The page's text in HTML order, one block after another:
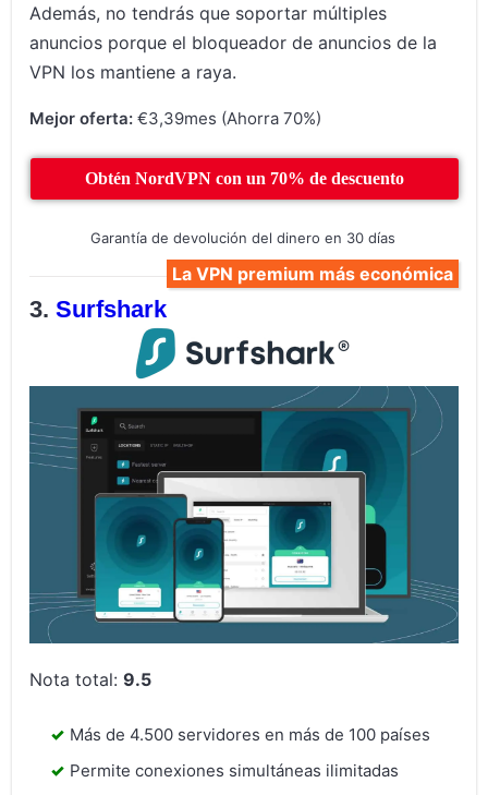
Además, no tendrás que soportar múltiples
anuncios porque el bloqueador de anuncios de la
VPN los mantiene a raya.
Mejor oferta: €3,39mes (Ahorra 70%)
Obtén NordVPN con un 70% de descuento
Garantía de devolución del dinero en 30 días
La VPN premium más económica
Surfshark
Nota total:9.5
Más de 4.500 servidores en más de 100 países
Permite conexiones simultáneas ilimitadas